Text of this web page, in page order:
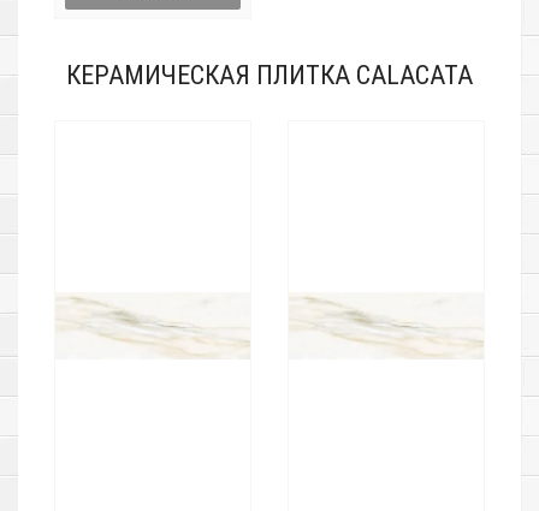
КЕРАМИЧЕСКАЯ ПЛИТКА CALACATA